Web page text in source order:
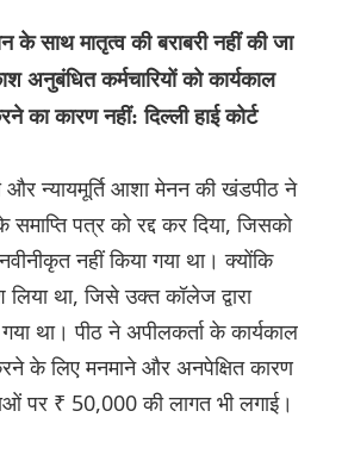
के साथ मातृत्व की बराबरी नहीं की जा
अनुबंधित कर्मचारियों को कार्यकाल
का कारण नहीं: दिल्ली हाई कोर्ट
और न्यायमूर्ति आशा मेनन की खंडपीठ ने
पत्र को रद्द कर दिया, जिसको
नहीं किया गया था। क्योंकि
था, जिसे उक्त कॉलेज द्वारा
था। पीठ ने अपीलकर्ता के कार्यकाल
के लिए मनमाने और अनपेक्षित कारण
पर ₹ 50,000 की लागत भी लगाई।